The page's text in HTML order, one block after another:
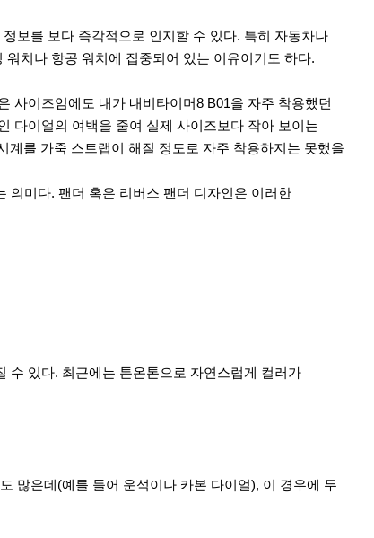
보를 보다 즉각적으로 인지할 수 있다. 특히 자동차나
치나 항공 워치에 집중되어 있는 이유이기도 하다.
사이즈임에도 내가 내비타이머8 B01을 자주 착용했던
다이얼의 여백을 줄여 실제 사이즈보다 작아 보이는
를 가죽 스트랩이 해질 정도로 자주 착용하지는 못했을
의미다. 팬더 혹은 리버스 팬더 디자인은 이러한
수 있다. 최근에는 톤온톤으로 자연스럽게 컬러가
많은데(예를 들어 운석이나 카본 다이얼), 이 경우에 두